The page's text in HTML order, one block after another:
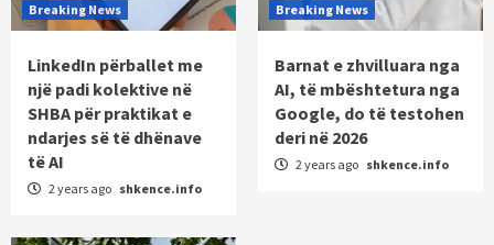
Breaking News
LinkedIn përballet me
një padi kolektive në
SHBA për praktikat e
ndarjes së të dhënave
të AI
2 years ago shkence.info
Breaking News
Barnat e zhvilluara nga
AI, të mbështetura nga
Google, do të testohen
deri në 2026
2 years ago shkence.info